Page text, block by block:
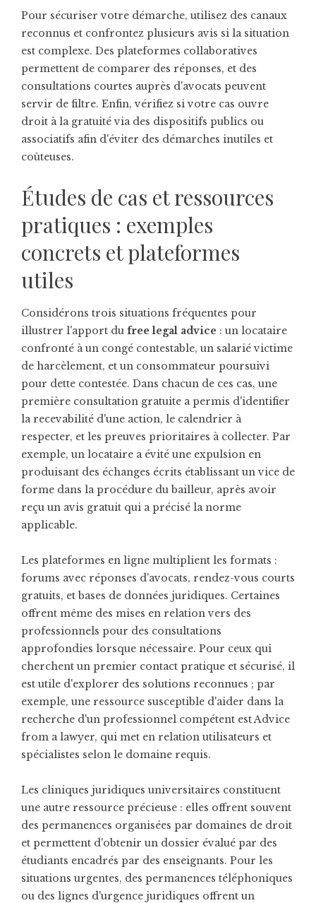
Pour sécuriser votre démarche, utilisez des canaux
reconnus et confrontez plusieurs avis si la situation
est complexe. Des plateformes collaboratives
permettent de comparer des réponses, et des
consultations courtes auprès d'avocats peuvent
servir de filtre. Enfin, vérifiez si votre cas ouvre
droit à la gratuité via des dispositifs publics ou
associatifs afin d'éviter des démarches inutiles et
coûteuses.
Études de cas et ressources
pratiques : exemples
concrets et plateformes
utiles
Considérons trois situations fréquentes pour
illustrer l'apport du free legal advice : un locataire
confronté à un congé contestable, un salarié victime
de harcèlement, et un consommateur poursuivi
pour dette contestée. Dans chacun de ces cas, une
première consultation gratuite a permis d'identifier
la recevabilité d'une action, le calendrier à
respecter, et les preuves prioritaires à collecter. Par
exemple, un locataire a évité une expulsion en
produisant des échanges écrits établissant un vice de
forme dans la procédure du bailleur, après avoir
reçu un avis gratuit qui a précisé la norme
applicable.
Les plateformes en ligne multiplient les formats :
forums avec réponses d'avocats, rendez-vous courts
gratuits, et bases de données juridiques. Certaines
offrent même des mises en relation vers des
professionnels pour des consultations
approfondies lorsque nécessaire. Pour ceux qui
cherchent un premier contact pratique et sécurisé, il
est utile d'explorer des solutions reconnues ; par
exemple, une ressource susceptible d'aider dans la
recherche d'un professionnel compétent estAdvice
from a lawyer, qui met en relation utilisateurs et
spécialistes selon le domaine requis.
Les cliniques juridiques universitaires constituent
une autre ressource précieuse : elles offrent souvent
des permanences organisées par domaines de droit
et permettent d'obtenir un dossier évalué par des
étudiants encadrés par des enseignants. Pour les
situations urgentes, des permanences téléphoniques
ou des lignes d'urgence juridiques offrent un